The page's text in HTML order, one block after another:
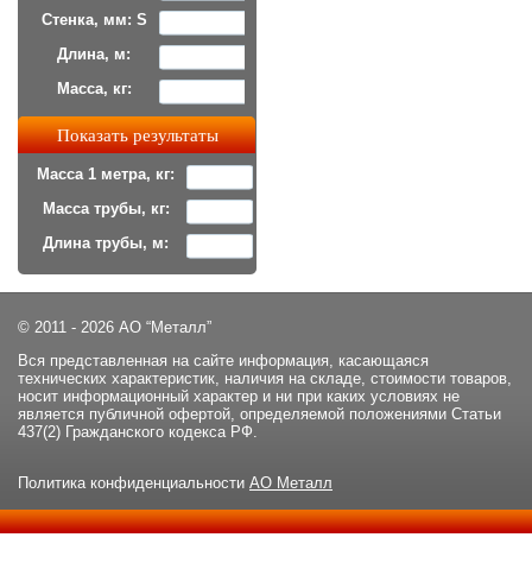
Стенка, мм: S
Длина, м:
Масса, кг:
Масса 1 метра, кг:
Масса трубы, кг:
Длина трубы, м:
© 2011 - 2026 АО “Металл”
Вся представленная на сайте информация, касающаяся
технических характеристик, наличия на складе, стоимости товаров,
носит информационный характер и ни при каких условиях не
является публичной офертой, определяемой положениями Статьи
437(2) Гражданского кодекса РФ.
Политика конфиденциальности АО Металл